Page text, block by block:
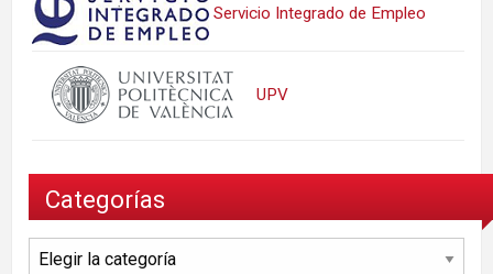
Servicio Integrado de Empleo
UPV
Categorías
Categorías